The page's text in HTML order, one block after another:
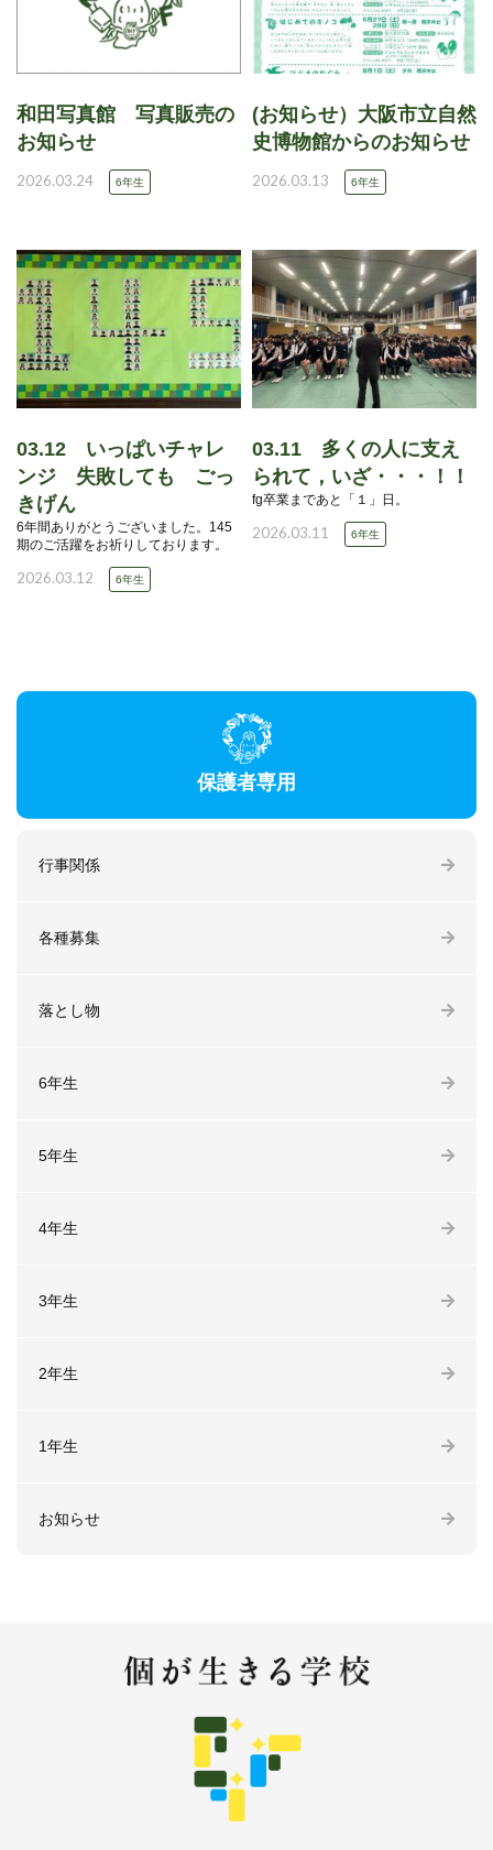
和田写真館 写真販売の
お知らせ
2026.03.24 6年生
(お知らせ）大阪市立自然
史博物館からのお知らせ
2026.03.13 6年生
03.12 いっぱいチャレ
ンジ 失敗しても ごっ
きげん
6年間ありがとうございました。145
期のご活躍をお祈りしております。
2026.03.12 6年生
03.11 多くの人に支え
られて，いざ・・・！！
fg卒業まであと「１」日。
2026.03.11 6年生
保護者専用
行事関係
各種募集
落とし物
6年生
5年生
4年生
3年生
2年生
1年生
お知らせ